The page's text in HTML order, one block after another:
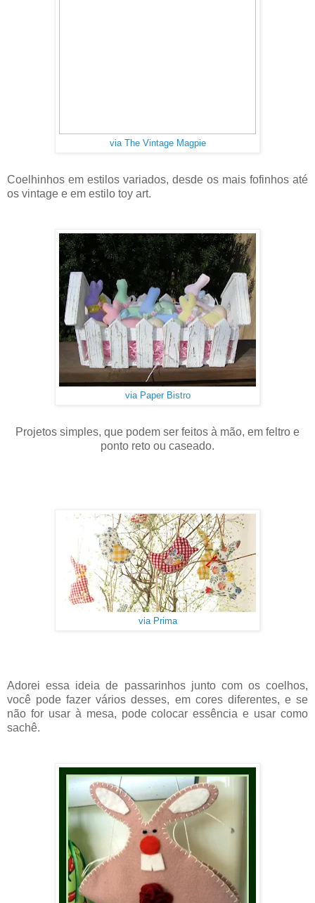
via The Vintage Magpie
Coelhinhos em estilos variados, desde os mais fofinhos até
os vintage e em estilo toy art.
via Paper Bistro
Projetos simples, que podem ser feitos à mão, em feltro e
ponto reto ou caseado.
via Prima
Adorei essa ideia de passarinhos junto com os coelhos,
você pode fazer vários desses, em cores diferentes, e se
não for usar à mesa, pode colocar essência e usar como
sachê.